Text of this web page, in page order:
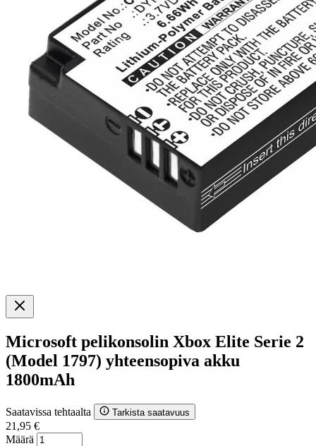
Microsoft pelikonsolin Xbox Elite Serie 2
(Model 1797) yhteensopiva akku
1800mAh
Saatavissa tehtaalta Tarkista saatavuus
21,95 €
Määrä